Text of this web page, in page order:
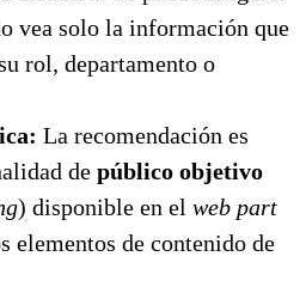
vea solo la información que
rol, departamento o
La recomendación es
de público objetivo
) disponible en el web part
elementos de contenido de